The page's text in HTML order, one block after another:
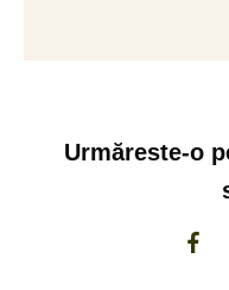
Urmăreste-o